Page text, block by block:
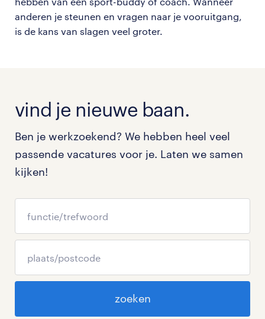
anderen je steunen en vragen naar je vooruitgang,
is de kans van slagen veel groter.
vind je nieuwe baan.
Ben je werkzoekend? We hebben heel veel
passende vacatures voor je. Laten we samen
kijken!
zoeken